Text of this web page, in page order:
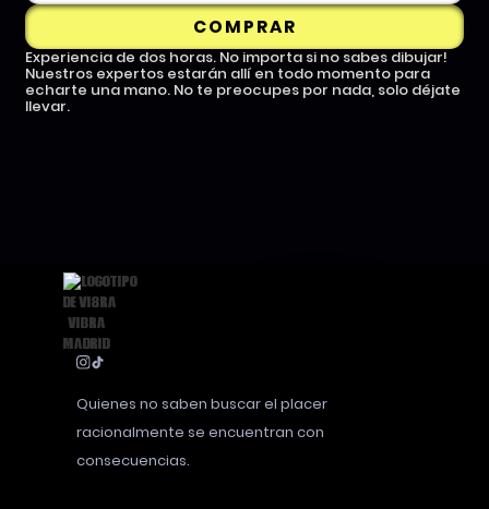
COMPRAR
Experiencia de dos horas. No importa si no sabes dibujar!
Nuestros expertos estarán allí en todo momento para
echarte una mano. No te preocupes por nada, solo déjate
llevar.
Quienes no saben buscar el placer
racionalmente se encuentran con
consecuencias.